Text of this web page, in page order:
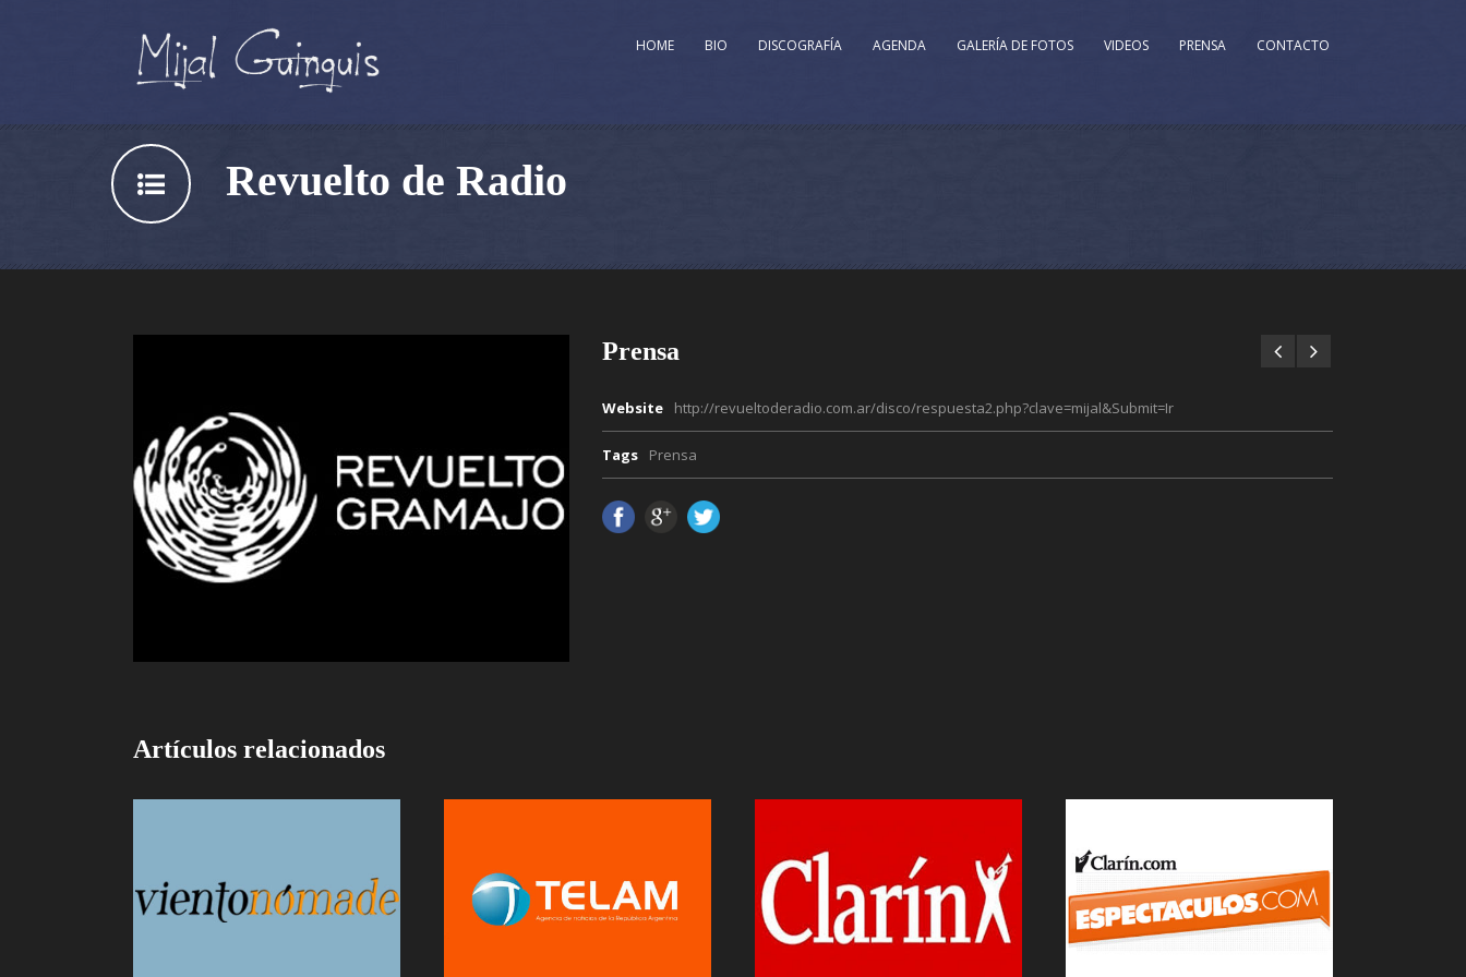
HOME BIO DISCOGRAFÍA AGENDA GALERÍA DE FOTOS VIDEOS PRENSA CONTACTO
Revuelto de Radio
Prensa
Website http://revueltoderadio.com.ar/disco/respuesta2.php?clave=mijal&Submit=Ir
Tags Prensa
Artículos relacionados